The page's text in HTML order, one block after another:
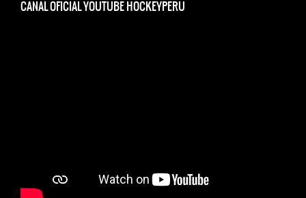
CANAL OFICIAL YOUTUBE HOCKEYPERU